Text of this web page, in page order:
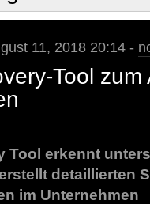
11, 2018 20:14 -
Tool zum
Tool erkennt
detaillierten
im Unternehmen